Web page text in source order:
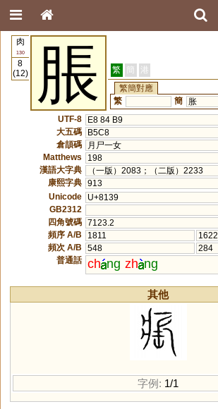
肉
130
8
(12)
脹 繁 簡 港
繁簡對應
繁
簡
胀
UTF-8
E8 84 B9
大五碼
B5C8
倉頡碼
月尸一女
Matthews
198
漢語大字典
（一版）2083；（二版）2233
康熙字典 913
Unicode
U+8139
GB2312
四角號碼 7123.2
頻序 A/B
1811
1622
頻次 A/B
548
284
普通話 ch ng zh ng
其他
字例: 1/1